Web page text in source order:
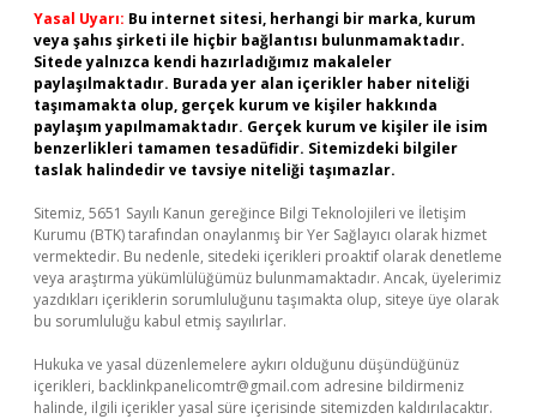
Yasal Uyarı: Bu internet sitesi, herhangi bir marka, kurum
veya şahıs şirketi ile hiçbir bağlantısı bulunmamaktadır.
Sitede yalnızca kendi hazırladığımız makaleler
paylaşılmaktadır. Burada yer alan içerikler haber niteliği
taşımamakta olup, gerçek kurum ve kişiler hakkında
paylaşım yapılmamaktadır. Gerçek kurum ve kişiler ile isim
benzerlikleri tamamen tesadüfidir. Sitemizdeki bilgiler
taslak halindedir ve tavsiye niteliği taşımazlar.
Sitemiz, 5651 Sayılı Kanun gereğince Bilgi Teknolojileri ve İletişim
Kurumu (BTK) tarafından onaylanmış bir Yer Sağlayıcı olarak hizmet
vermektedir. Bu nedenle, sitedeki içerikleri proaktif olarak denetleme
veya araştırma yükümlülüğümüz bulunmamaktadır. Ancak, üyelerimiz
yazdıkları içeriklerin sorumluluğunu taşımakta olup, siteye üye olarak
bu sorumluluğu kabul etmiş sayılırlar.
Hukuka ve yasal düzenlemelere aykırı olduğunu düşündüğünüz
içerikleri, backlinkpanelicomtr@gmail.com adresine bildirmeniz
halinde, ilgili içerikler yasal süre içerisinde sitemizden kaldırılacaktır.